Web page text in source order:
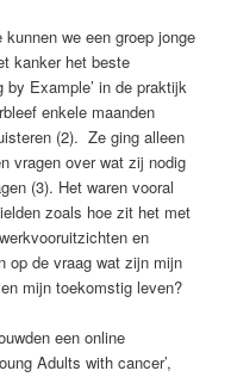
we een groep jonge
kanker het beste
by Example’ in de praktijk
enkele maanden
(2). Ze ging alleen
vragen over wat zij nodig
(3). Het waren vooral
zoals hoe zit het met
en
op de vraag wat zijn mijn
mijn toekomstig leven?
een online
Adults with cancer’,